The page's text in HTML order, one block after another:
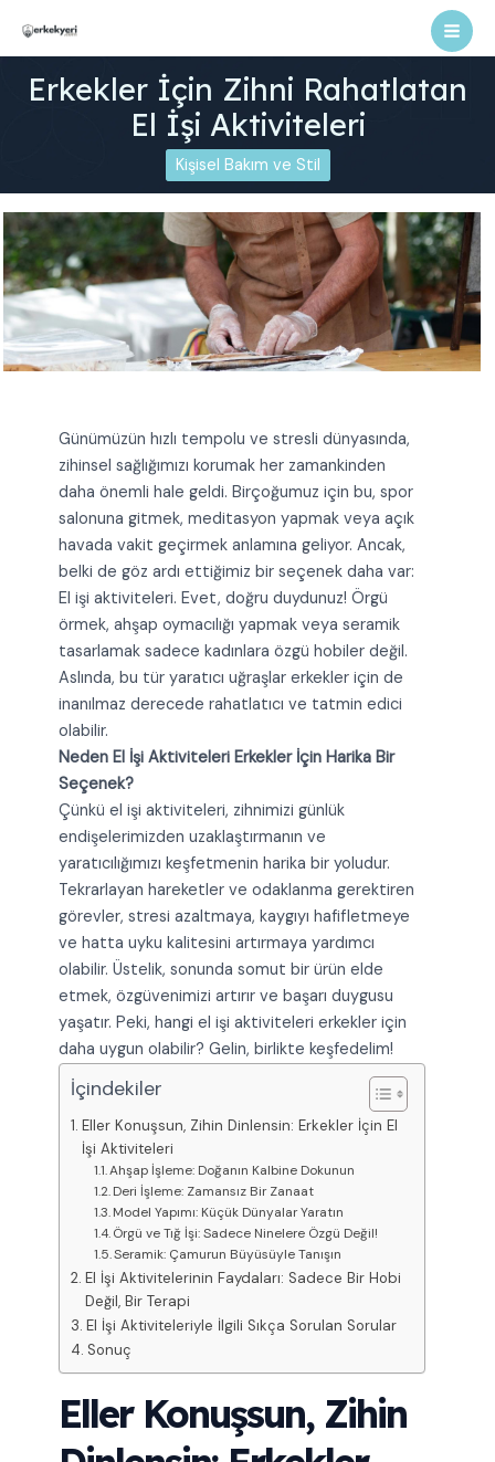
atla
Erkekler İçin Zihni Rahatlatan
El İşi Aktiviteleri
Kişisel Bakım ve Stil
Günümüzün hızlı tempolu ve stresli dünyasında,
zihinsel sağlığımızı korumak her zamankinden
daha önemli hale geldi. Birçoğumuz için bu, spor
salonuna gitmek, meditasyon yapmak veya açık
havada vakit geçirmek anlamına geliyor. Ancak,
belki de göz ardı ettiğimiz bir seçenek daha var:
El işi aktiviteleri. Evet, doğru duydunuz! Örgü
örmek, ahşap oymacılığı yapmak veya seramik
tasarlamak sadece kadınlara özgü hobiler değil.
Aslında, bu tür yaratıcı uğraşlar erkekler için de
inanılmaz derecede rahatlatıcı ve tatmin edici
olabilir.
Neden El İşi Aktiviteleri Erkekler İçin Harika Bir
Seçenek?
Çünkü el işi aktiviteleri, zihnimizi günlük
endişelerimizden uzaklaştırmanın ve
yaratıcılığımızı keşfetmenin harika bir yoludur.
Tekrarlayan hareketler ve odaklanma gerektiren
görevler, stresi azaltmaya, kaygıyı hafifletmeye
ve hatta uyku kalitesini artırmaya yardımcı
olabilir. Üstelik, sonunda somut bir ürün elde
etmek, özgüvenimizi artırır ve başarı duygusu
yaşatır. Peki, hangi el işi aktiviteleri erkekler için
daha uygun olabilir? Gelin, birlikte keşfedelim!
İçindekiler
Eller Konuşsun, Zihin Dinlensin: Erkekler İçin El
İşi Aktiviteleri
Ahşap İşleme: Doğanın Kalbine Dokunun
Deri İşleme: Zamansız Bir Zanaat
Model Yapımı: Küçük Dünyalar Yaratın
Örgü ve Tığ İşi: Sadece Ninelere Özgü Değil!
Seramik: Çamurun Büyüsüyle Tanışın
El İşi Aktivitelerinin Faydaları: Sadece Bir Hobi
Değil, Bir Terapi
El İşi Aktiviteleriyle İlgili Sıkça Sorulan Sorular
Sonuç
Eller Konuşsun, Zihin